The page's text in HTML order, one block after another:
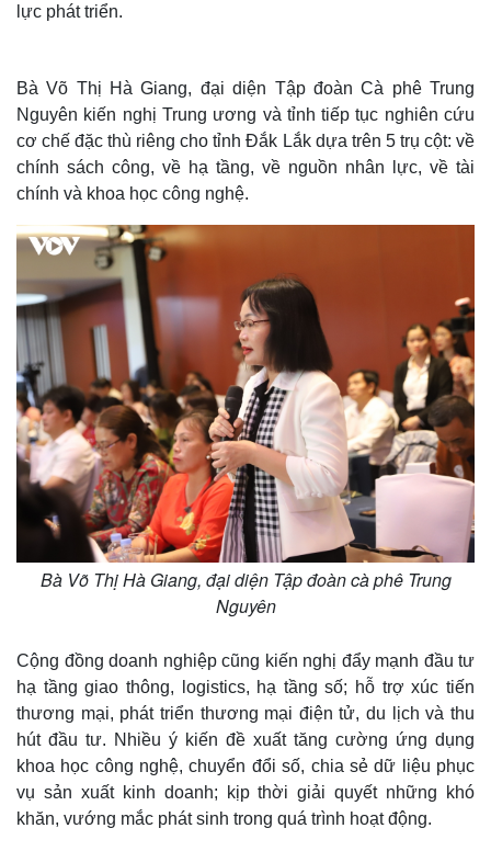
Thế giới
Quan sát
Cuộc sống đó đây
Hồ sơ
Multimedia
Video
Ảnh
E-Magazine
Infographic
lực phát triển.
Bà Võ Thị Hà Giang, đại diện Tập đoàn Cà phê Trung
Nguyên kiến nghị Trung ương và tỉnh tiếp tục nghiên cứu
cơ chế đặc thù riêng cho tỉnh Đắk Lắk dựa trên 5 trụ cột: về
chính sách công, về hạ tầng, về nguồn nhân lực, về tài
chính và khoa học công nghệ.
Bà Võ Thị Hà Giang, đại diện Tập đoàn cà phê Trung
Nguyên
Cộng đồng doanh nghiệp cũng kiến nghị đẩy mạnh đầu tư
hạ tầng giao thông, logistics, hạ tầng số; hỗ trợ xúc tiến
thương mại, phát triển thương mại điện tử, du lịch và thu
hút đầu tư. Nhiều ý kiến đề xuất tăng cường ứng dụng
khoa học công nghệ, chuyển đổi số, chia sẻ dữ liệu phục
vụ sản xuất kinh doanh; kịp thời giải quyết những khó
khăn, vướng mắc phát sinh trong quá trình hoạt động.